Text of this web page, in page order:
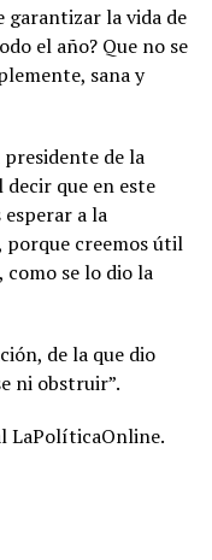
garantizar la vida de
el año? Que no se
sana y
de la
que en este
a la
porque creemos útil
se lo dio la
de la que dio
ni obstruir”.
LaPolíticaOnline.